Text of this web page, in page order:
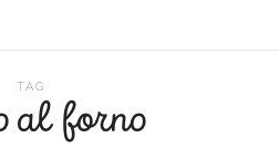
TAG
al forno